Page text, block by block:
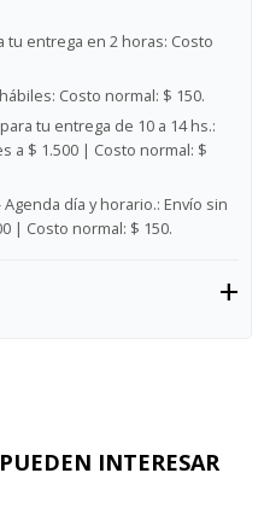
tu entrega en 2 horas: Costo
Costo normal: $ 150.
tu entrega de 10 a 14 hs.:
a $ 1.500 | Costo normal: $
día y horario.: Envío sin
| Costo normal: $ 150.
INTERESAR